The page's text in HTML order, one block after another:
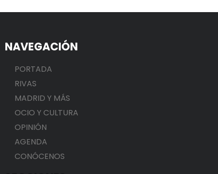
NAVEGACIÓN
PORTADA
RIVAS
MADRID Y MÁS
OCIO Y CULTURA
OPINIÓN
AGENDA
CONÓCENOS